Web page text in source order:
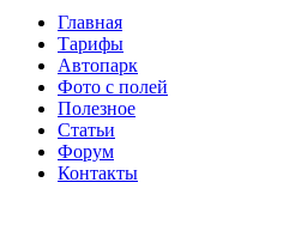
Главная
Тарифы
Автопарк
Фото с полей
Полезное
Статьи
Форум
Контакты